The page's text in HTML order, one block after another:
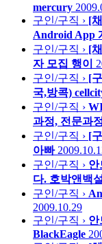
mercury
구인/구직 › [
Android App
구인/구직 › [
자 모집 행이
구인/구직 › [
국,방콕)
구인/구직 ›
과정, 전문과
구인/구직 › [
아빠
구인/구직 › 안
다. 호박앤백설
구인/구직 ›
2009.10.29
구인/구직 › 안
BlackEagle